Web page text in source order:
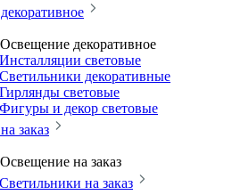
Освещение декоративное
Инсталляции световые
Светильники декоративные
Гирлянды световые
Фигуры и декор световые
заказ
Освещение на заказ
Светильники на заказ